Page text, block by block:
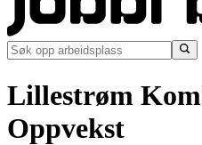
Lillestrøm
Oppvekst